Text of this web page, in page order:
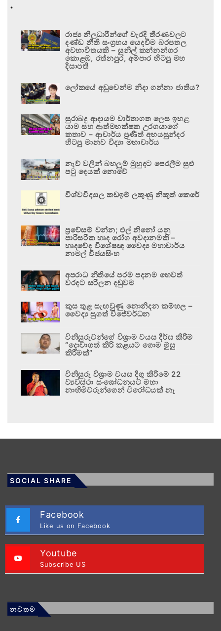
.
රාජ්‍ය නිලධාරීන්ගේ වැරදි තීරණවලට
දණ්ඩ නීති සංග්‍රහය යෙදවීම බරපතල
අවභාවිතයකි – සුනිල් කන්නන්ගර
කොළඹ, රත්නපුර, අම්පාර හිටපු මහ
දිසාපති
ලෝකයේ අඩුවෙන්ම නිදා ගන්නා ජාතිය?
සුරාබදු ආදායම වාර්තාගත ලෙස ඉහළ
යාම සහ ආත්මභක්ෂක උරගයාගේ
කතාව – ආචාර්ය ප්‍රණීත් අභයසුන්දර
හිටපු මානව විද්‍යා මහාචාර්ය
නැව් වලින් බහලුම් මුහුදට පෙරලීම සුළු
පටු දෙයක් නොවේ
විශ්වවිද්‍යාල කඩඉම් ලකුණු නිකුත් කෙරේ
ප්‍රවේසම් වන්න; එල් නිනෝ යනු
පාරිසරික හෘද රෝග අවදානමකි –
හෘදවේද විශේෂඥ වෛද්‍ය මහාචාර්ය
නාමල් විජයසිංහ
අපරාධ නීතියේ පරම පදනම හෙවත්
වරදට සරිලන දඬුවම
කුස තුළ සැඟවුණු නොනිදන කම්හල –
වෛද්‍ය සුගත් විජේවර්ධන
විනිසුරුවන්ගේ විශ්‍රාම වයස දීර්ඝ කිරීම
“දොවාගත් කිරි කළයට ගොම මුසු
කිරීමක්”
විනිසුරු විශ්‍රාම වයස දිගු කිරීමේ 22
ව්‍යවස්ථා සංශෝධනයට මහා
නාහිමිවරුන්ගෙන් විරෝධයක් නෑ
SOCIAL SHARE
Facebook
Like us on Facebook
Youtube
Subscribe US
නවතම